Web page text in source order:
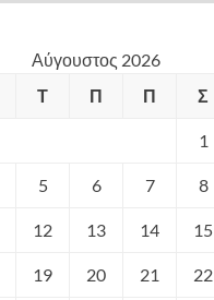
Αύγουστος 2026
Τ Π Π Σ
1
5 6 7 8
12 13 14 15
19 20 21 22